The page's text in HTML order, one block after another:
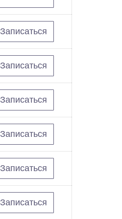
Записаться
Записаться
Записаться
Записаться
Записаться
Записаться